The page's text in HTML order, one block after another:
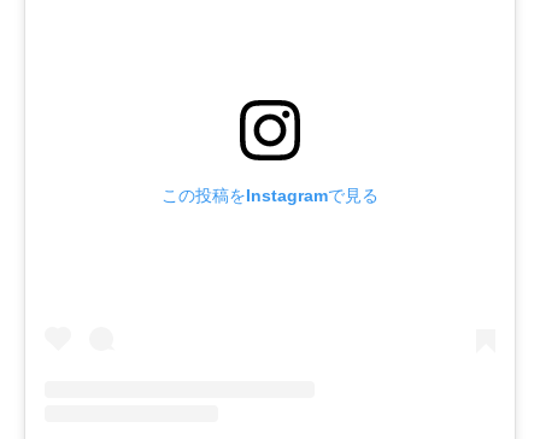
この投稿をInstagramで見る